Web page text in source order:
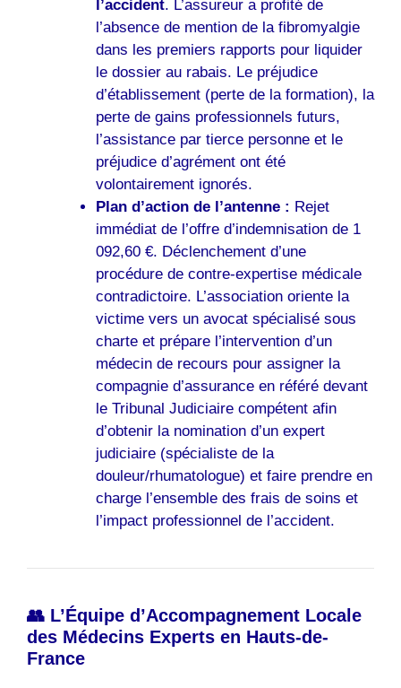
l’accident. L’assureur a profité de
l’absence de mention de la fibromyalgie
dans les premiers rapports pour liquider
le dossier au rabais. Le préjudice
d’établissement (perte de la formation), la
perte de gains professionnels futurs,
l’assistance par tierce personne et le
préjudice d’agrément ont été
volontairement ignorés.
Plan d’action de l’antenne : Rejet
immédiat de l’offre d’indemnisation de 1
092,60 €. Déclenchement d’une
procédure de contre-expertise médicale
contradictoire. L’association oriente la
victime vers un avocat spécialisé sous
charte et prépare l’intervention d’un
médecin de recours pour assigner la
compagnie d’assurance en référé devant
le Tribunal Judiciaire compétent afin
d’obtenir la nomination d’un expert
judiciaire (spécialiste de la
douleur/rhumatologue) et faire prendre en
charge l’ensemble des frais de soins et
l’impact professionnel de l’accident.
👥 L’Équipe d’Accompagnement Locale
des Médecins Experts en Hauts-de-
France